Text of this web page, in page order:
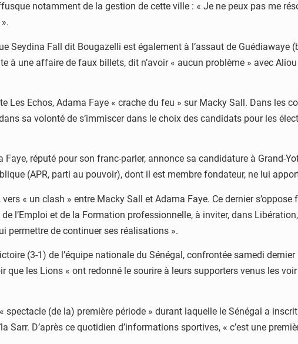
notamment de la gestion de cette ville : « Je ne peux pas me
Seydina Fall dit Bougazelli est également à l’assaut de Guédiawaye
à une affaire de faux billets, dit n’avoir « aucun problème » avec
Les Echos, Adama Faye « crache du feu » sur Macky Sall. Dans les
sa volonté de s’immiscer dans le choix des candidats pour les
réputé pour son franc-parler, annonce sa candidature à Grand-
(APR, parti au pouvoir), dont il est membre fondateur, ne lui
« un clash » entre Macky Sall et Adama Faye. Ce dernier
l’Emploi et de la Formation professionnelle, à inviter, dans
permettre de continuer ses réalisations ».
(3-1) de l’équipe nationale du Sénégal, confrontée samedi
les Lions « ont redonné le sourire à leurs supporters venus les
spectacle (de la) première période » durant laquelle le Sénégal a
Sarr. D’après ce quotidien d’informations sportives, « c’est une